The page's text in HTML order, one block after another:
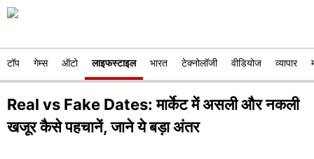
टॉप गेम्स ऑटो लाइफस्टाइल भारत टेक्नोलॉजी वीडियोज व्यापार
Real vs Fake Dates: मार्केट में असली और नकली
खजूर कैसे पहचानें, जाने ये बड़ा अंतर